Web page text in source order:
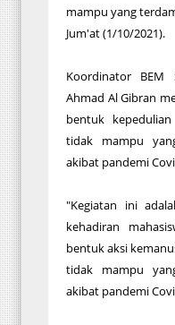
mampu yang
Jum'at (1/10/2021).
Koordinator BEM
Ahmad Al Gibran
bentuk
tidak mampu
akibat pandemi
"Kegiatan ini
kehadiran
bentuk aksi
tidak mampu
akibat pandemi